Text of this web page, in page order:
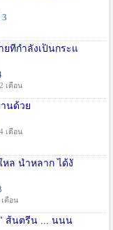
3
ยที่กำลังเป็นกระแ
2 เดือน
านด้วย
4 เดือน
หล น้ำหลาก ได้งั
เดือน
" ส้นตรีน ... นนน